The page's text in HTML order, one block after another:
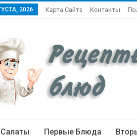
2026 Карта Сайта Контакты
Салаты Первые Блюда